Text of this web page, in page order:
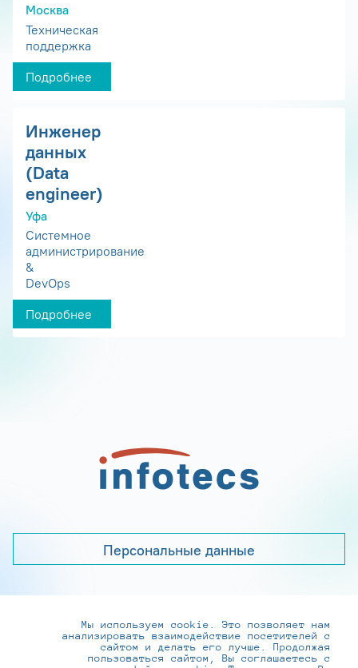
Москва
Техническая
поддержка
Подробнее
Инженер
данных
(Data
engineer)
Уфа
Системное
администрирование
&
DevOps
Подробнее
Персональные данные
+7 (495) 737-6192, 8-800-250-0-260
practice@infotecs.ru,hr@infotecs.ru
Мы используем cookie. Это позволяет нам
анализировать взаимодействие посетителей с
сайтом и делать его лучше. Продолжая
пользоваться сайтом, Вы соглашаетесь с